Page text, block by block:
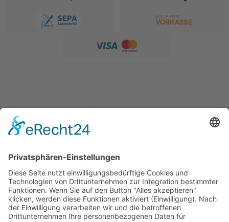
SERVICE
Versandkostentabelle
Blog
Erklärung zur Barrierefreiheit